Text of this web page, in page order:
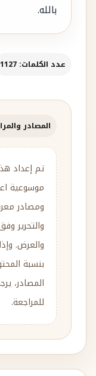
بالله.
عدد الكلمات: 1127
المصادر
تم إعداد
موسوعية
ومصادر
والعرض.
بنسبة
المصادر،
للمراجعة.